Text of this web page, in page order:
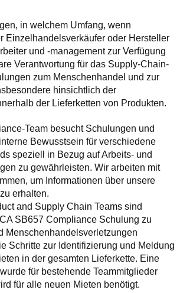
in welchem Umfang, wenn
Einzelhandelsverkäufer oder Hersteller
und -management zur Verfügung
Verantwortung für das Supply-Chain-
zum Menschenhandel und zur
hinsichtlich der
der Lieferketten von Produkten.
Team besucht Schulungen und
Bewusstsein für verschiedene
speziell in Bezug auf Arbeits- und
zu gewährleisten. Wir arbeiten mit
um Informationen über unsere
erhalten.
and Supply Chain Teams sind
SB657 Compliance Schulung zu
Menschenhandelsverletzungen
Schritte zur Identifizierung und Meldung
in der gesamten Lieferkette. Eine
für bestehende Teammitglieder
für alle neuen Mieten benötigt.